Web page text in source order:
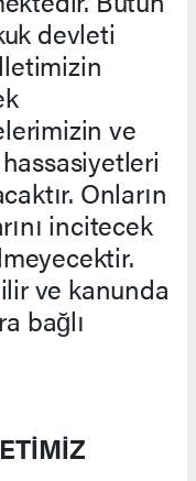
devleti
ve
Onların
incitecek
ve kanunda
bağlı